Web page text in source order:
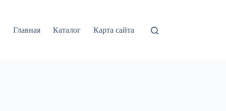
Главная Каталог Карта сайта